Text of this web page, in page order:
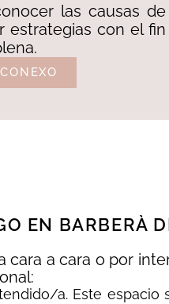
las causas de
estrategias con el fin
EN BARBERÀ
cara a cara o por
a. Este espacio